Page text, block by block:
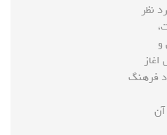
نظر
و
فرهنگ